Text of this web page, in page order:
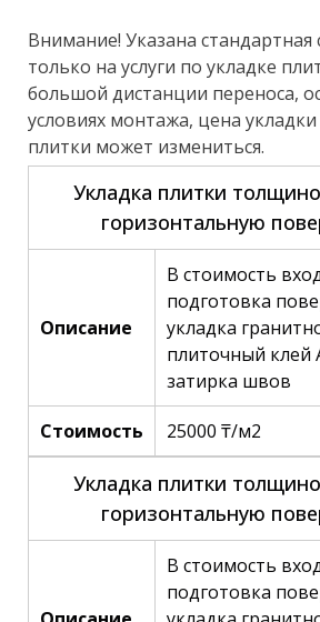
Внимание! Указана стандартная
только на услуги по укладке
большой дистанции переноса,
условиях монтажа, цена
плитки может измениться.
Укладка плитки
горизонтальную
Описание
В стоимость
подготовка
укладка
плиточный клей
затирка швов
Стоимость 25000 ₸/м2
Укладка плитки
горизонтальную
В стоимость
подготовка